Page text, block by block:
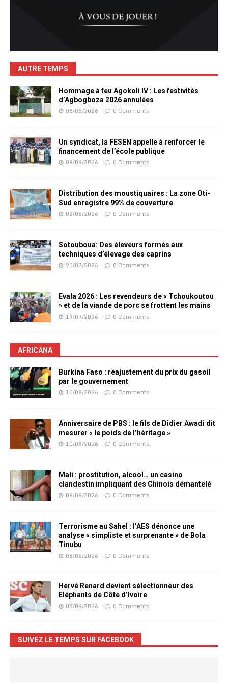
AUTRE TEMPS
Hommage à feu Agokoli IV : Les festivités
d’Agbogboza 2026 annulées
08/08/2026 0 Comments
Un syndicat, la FESEN appelle à renforcer le
financement de l’école publique
08/08/2026 0 Comments
Distribution des moustiquaires : La zone Oti-
Sud enregistre 99% de couverture
02/08/2026 0 Comments
Sotouboua: Des éleveurs formés aux
techniques d’élevage des caprins
23/07/2026 0 Comments
Evala 2026 : Les revendeurs de « Tchoukoutou
» et de la viande de porc se frottent les mains
19/07/2026 0 Comments
AFRICANA
Burkina Faso : réajustement du prix du gasoil
par le gouvernement
10/08/2026 0 Comments
Anniversaire de PBS : le fils de Didier Awadi dit
mesurer « le poids de l’héritage »
10/08/2026 0 Comments
Mali : prostitution, alcool… un casino
clandestin impliquant des Chinois démantelé
08/08/2026 0 Comments
Terrorisme au Sahel : l’AES dénonce une
analyse « simpliste et surprenante » de Bola
Tinubu
08/08/2026 0 Comments
Hervé Renard devient sélectionneur des
Eléphants de Côte d’Ivoire
05/08/2026 0 Comments
SUIVEZ LE TEMPS SUR FACEBOOK